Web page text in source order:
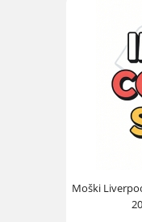
Moški